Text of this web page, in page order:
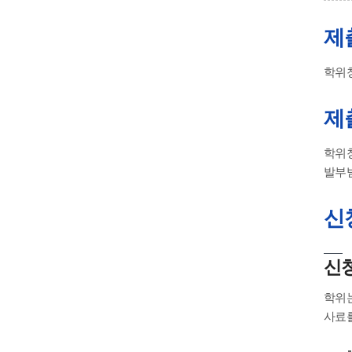
제
학위
제
학위
발부
신
신
학위
사료